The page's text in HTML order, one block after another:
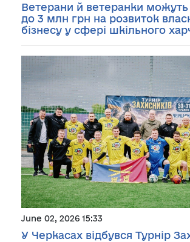
Ветерани й ветеранки
до 3 млн грн на розвиток
бізнесу у сфері шкільного
June 02, 2026 15:33
У Черкасах відбувся Турнір